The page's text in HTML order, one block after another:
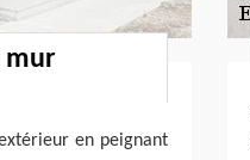
mur
en peignant